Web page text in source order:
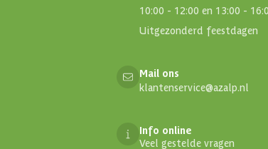
10:00 - 12:00 en 13:00 -
Uitgezonderd feestdagen
Mail ons
klantenservice@azalp.nl
Info online
Veel gestelde vragen